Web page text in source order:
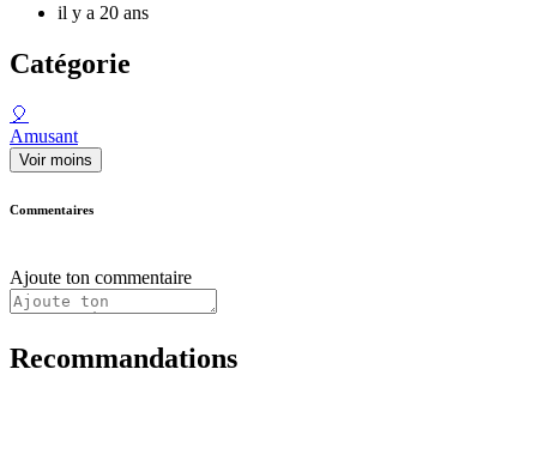
il y a 20 ans
Catégorie
🎈
Amusant
Voir moins
Commentaires
Ajoute ton commentaire
Recommandations